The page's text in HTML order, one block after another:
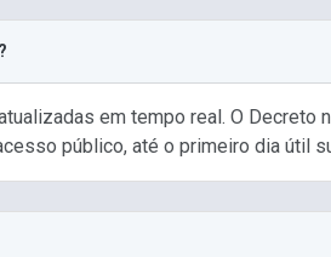
em tempo real. O
público, até o primeiro dia útil